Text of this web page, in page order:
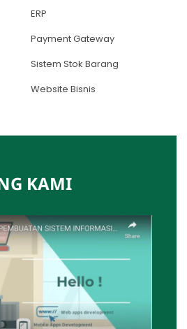
ERP
Payment Gateway
Sistem Stok Barang
Website Bisnis
KAMI